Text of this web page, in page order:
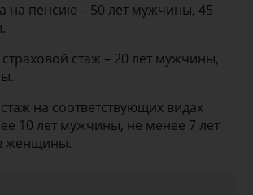
на пенсию – 50 лет мужчины, 45
стаж – 20 лет мужчины,
на соответствующих видах
10 лет мужчины, не менее 7 лет
женщины.